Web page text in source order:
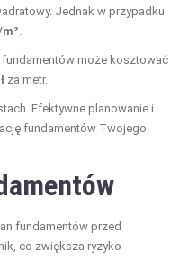
Jednak w przypadku
m².
może kosztować
za metr.
Efektywne planowanie i
fundamentów Twojego
fundamentów przed
co zwiększa ryzyko